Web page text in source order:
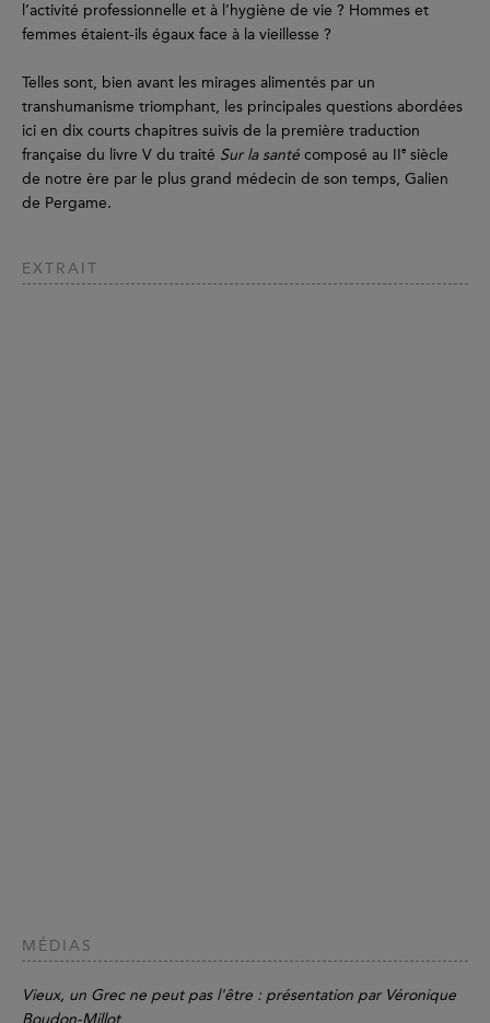
l’activité professionnelle et à l’hygiène de vie ? Hommes et
femmes étaient-ils égaux face à la vieillesse ?
Telles sont, bien avant les mirages alimentés par un
transhumanisme triomphant, les principales questions abordées
ici en dix courts chapitres suivis de la première traduction
française du livre V du traité Sur la santé composé au IIe siècle
de notre ère par le plus grand médecin de son temps, Galien
de Pergame.
EXTRAIT
MÉDIAS
Vieux, un Grec ne peut pas l'être : présentation par Véronique